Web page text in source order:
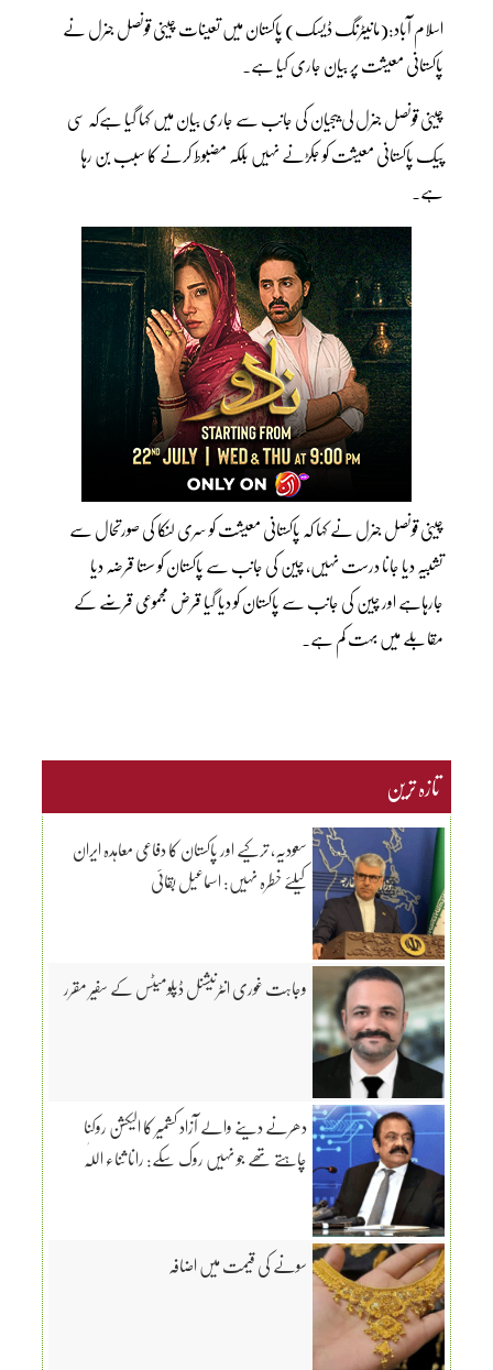
اسلام آباد:(مانیٹرنگ ڈیسک) پاکستان میں تعینات چینی قونصل جنرل نے
پاکستانی معیشت پر بیان جاری کیا ہے۔
چینی قونصل جنرل لی بیجیان کی جانب سے جاری بیان میں کہا گیا ہےکہ سی
پیک پاکستانی معیشت کو جکڑنے نہیں بلکہ مضبوط کرنے کا سبب بن رہا
ہے۔
چینی قونصل جنرل نے کہا کہ پاکستانی معیشت کو سری لنکا کی صورتحال سے
تشبیہ دیا جانا درست نہیں، چین کی جانب سے پاکستان کو سستا قرضہ دیا
جارہاہے اور چین کی جانب سے پاکستان کو دیا گیا قرض مجموعی قرضے کے
مقابلے میں بہت کم ہے۔
تازہ ترین
سعودیہ، ترکیے اور پاکستان کا دفاعی معاہدہ ایران
کیلئے خطرہ نہیں: اسماعیل بقائی
وجاہت غوری انٹرنیشنل ڈپلومیٹس کے سفیر مقرر
دھرنے دینے والے آزاد کشمیر کا الیکشن روکنا
چاہتے تھے جو نہیں روک سکے: رانا ثناء اللّٰہ
سونے کی قیمت میں اضافہ